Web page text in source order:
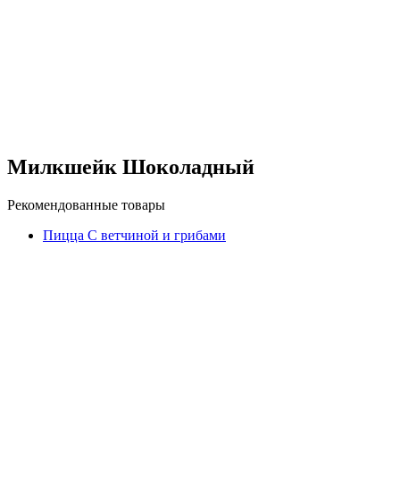
Милкшейк Шоколадный
Рекомендованные товары
Пицца С ветчиной и грибами